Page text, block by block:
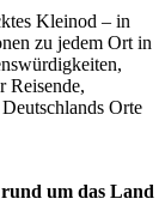
Kleinod – in
zu jedem Ort in
Reisende,
Orte
um das Land